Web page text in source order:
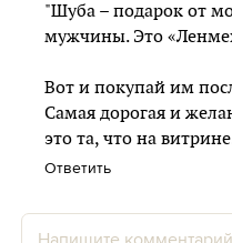
"Шуба – подарок от
мужчины. Это
Вот и покупай им
Самая дорогая и
это та, что на
Ответить